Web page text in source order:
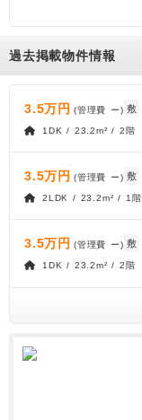
過去掲載物件情報
3.5万円 (管理費 ー) 敷
1DK / 23.2m² / 2階
3.5万円 (管理費 ー) 敷
2LDK / 23.2m² / 1階
3.5万円 (管理費 ー) 敷
1DK / 23.2m² / 2階